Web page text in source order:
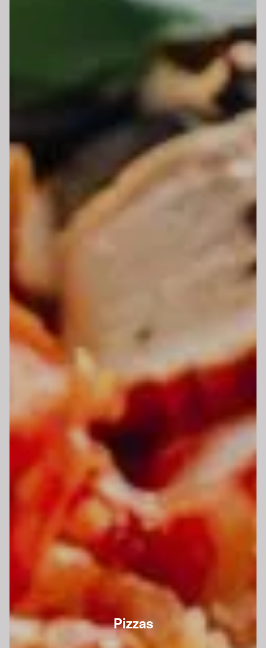
Pizzas